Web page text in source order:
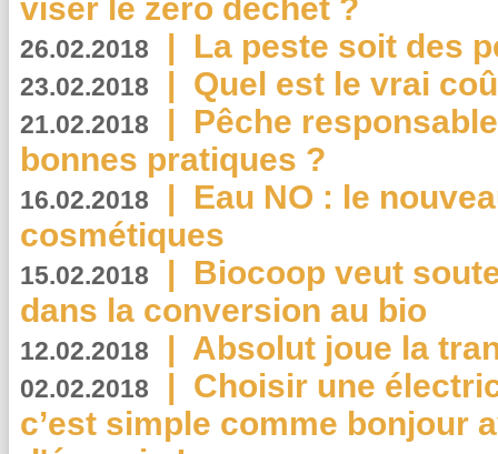
viser le zéro déchet ?
26.02.2018 | La peste soit des
23.02.2018 | Quel est le vrai
21.02.2018 | Pêche
bonnes pratiques ?
16.02.2018 | Eau NO : le
cosmétiques
15.02.2018 | Biocoop veut
dans la conversion au bio
12.02.2018 | Absolut joue la
02.02.2018 | Choisir une
c’est simple comme bonjour